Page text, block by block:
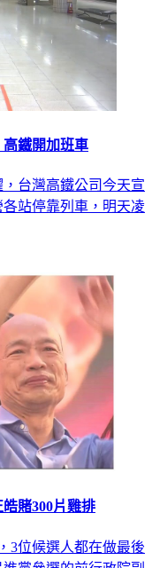
鐵開加班車
台灣高鐵公司今天宣
站停靠列車，明天凌
賭300片雞排
3位候選人都在做最後